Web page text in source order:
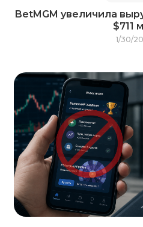
BetMGM увеличила
$711
1/30/